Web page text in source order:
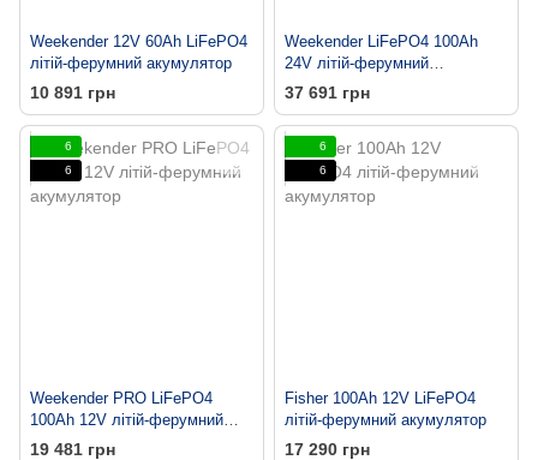
Weekender 12V 60Ah LiFePO4
літій-ферумний акумулятор
10 891 грн
Weekender LiFePO4 100Ah
24V літій-ферумний
акумулятор + зарядка 29,4V
37 691 грн
6
6
Weekender PRO LiFePO4
100Ah 12V літій-ферумний
акумулятор
19 481 грн
6
6
Fisher 100Ah 12V LiFePO4
літій-ферумний акумулятор
17 290 грн